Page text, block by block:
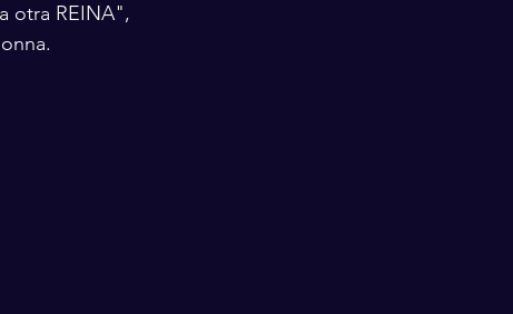
otra REINA",